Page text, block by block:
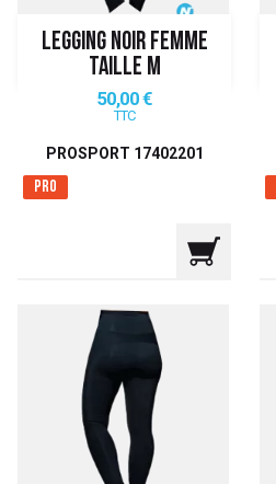
LEGGING NOIR FEMME
TAILLE M
Prix
50,00 €
TTC
PROSPORT 17402201
Pro